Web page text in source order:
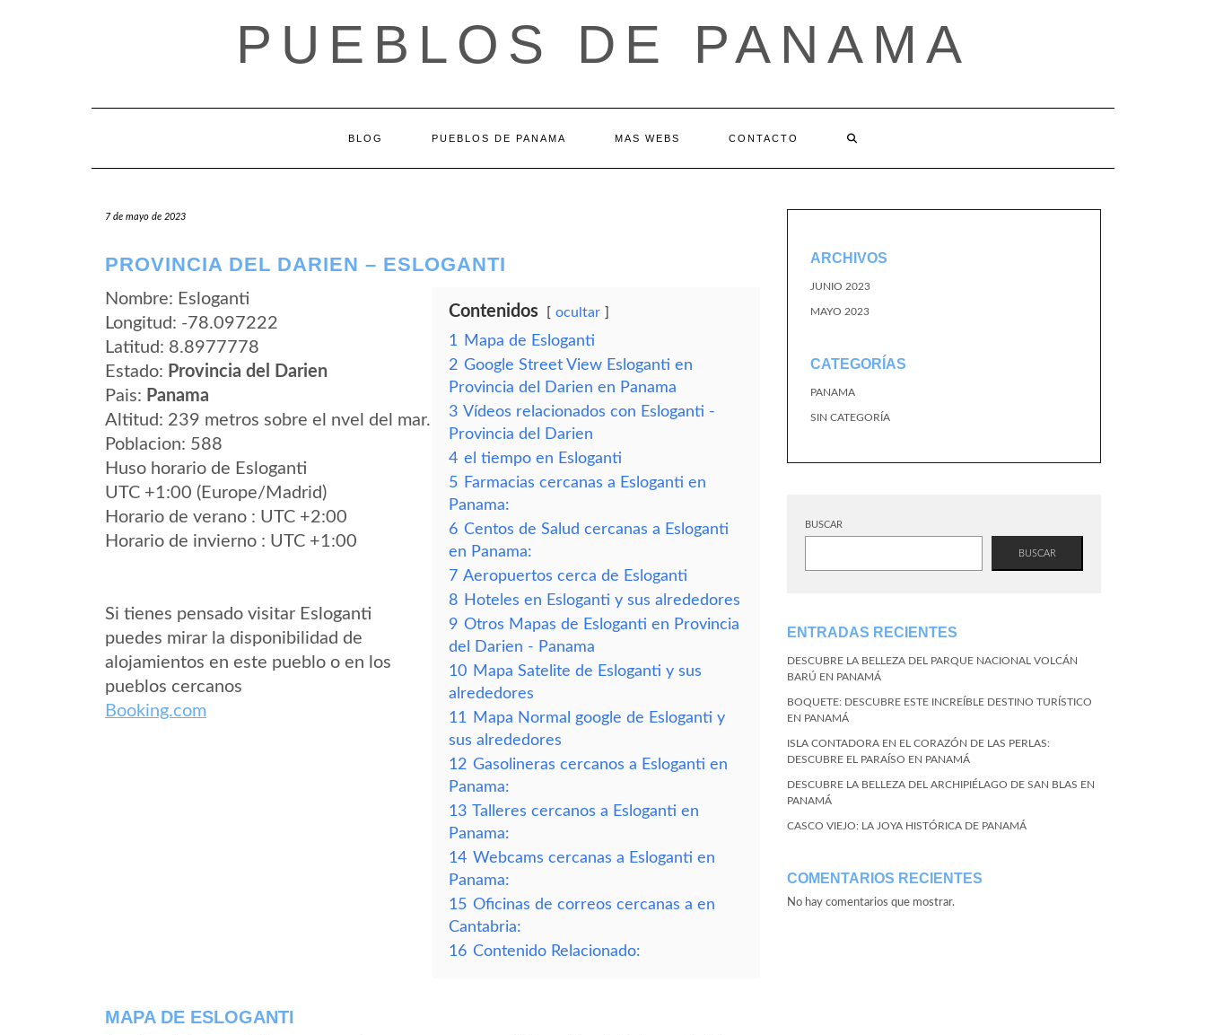
PUEBLOS DE PANAMA
BLOG PUEBLOS DE PANAMA MAS WEBS CONTACTO
7 de mayo de 2023
PROVINCIA DEL DARIEN – ESLOGANTI
Nombre: Esloganti
Longitud: -78.097222
Latitud: 8.8977778
Estado: Provincia del Darien
Pais: Panama
Altitud: 239 metros sobre el nvel del mar.
Poblacion: 588
Huso horario de Esloganti
UTC +1:00 (Europe/Madrid)
Horario de verano : UTC +2:00
Horario de invierno : UTC +1:00
Si tienes pensado visitar Esloganti
puedes mirar la disponibilidad de
alojamientos en este pueblo o en los
pueblos cercanos
Booking.com
Contenidos ocultar
1
Mapa de Esloganti
2 Google Street View Esloganti en
Provincia del Darien en Panama
3 Vídeos relacionados con Esloganti -
Provincia del Darien
4 el tiempo en Esloganti
5 Farmacias cercanas a Esloganti en
Panama:
6 Centos de Salud cercanas a Esloganti
en Panama:
7 Aeropuertos cerca de Esloganti
8 Hoteles en Esloganti y sus alrededores
9 Otros Mapas de Esloganti en Provincia
del Darien - Panama
10 Mapa Satelite de Esloganti y sus
alrededores
11
Mapa Normal google de Esloganti y
sus alrededores
12 Gasolineras cercanos a Esloganti en
Panama:
13 Talleres cercanos a Esloganti en
Panama:
14 Webcams cercanas a Esloganti en
Panama:
15 Oficinas de correos cercanas a en
Cantabria:
16 Contenido Relacionado:
MAPA DE ESLOGANTI
ARCHIVOS
JUNIO 2023
MAYO 2023
CATEGORÍAS
PANAMA
SIN CATEGORÍA
BUSCAR
BUSCAR
ENTRADAS RECIENTES
DESCUBRE LA BELLEZA DEL PARQUE NACIONAL VOLCÁN
BARÚ EN PANAMÁ
BOQUETE: DESCUBRE ESTE INCREÍBLE DESTINO TURÍSTICO
EN PANAMÁ
ISLA CONTADORA EN EL CORAZÓN DE LAS PERLAS:
DESCUBRE EL PARAÍSO EN PANAMÁ
DESCUBRE LA BELLEZA DEL ARCHIPIÉLAGO DE SAN BLAS EN
PANAMÁ
CASCO VIEJO: LA JOYA HISTÓRICA DE PANAMÁ
COMENTARIOS RECIENTES
No hay comentarios que mostrar.